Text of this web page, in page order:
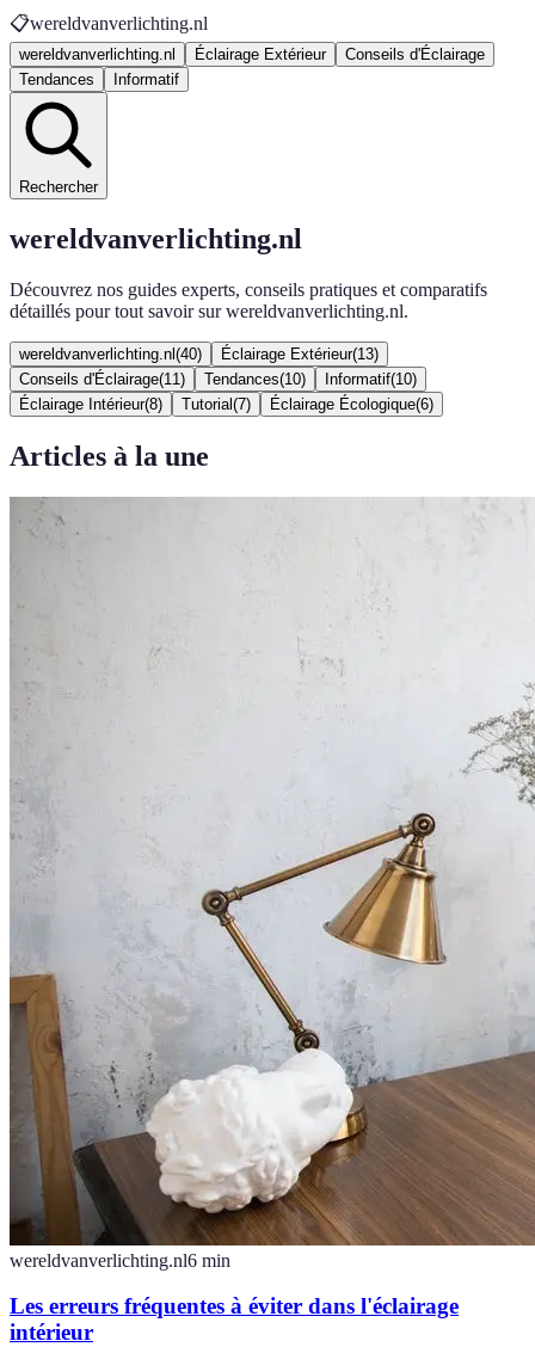
📋wereldvanverlichting.nl
wereldvanverlichting.nl Éclairage Extérieur
Conseils d'Éclairage
Tendances
Informatif
Rechercher
wereldvanverlichting.nl
Découvrez nos guides experts, conseils pratiques et comparatifs
détaillés pour tout savoir sur wereldvanverlichting.nl.
wereldvanverlichting.nl (40) Éclairage Extérieur(13)
Conseils d'Éclairage(11 ) Tendances(10) Informatif(10)
Éclairage Intérieur(8) Tutorial (7) Éclairage Écologique(6)
Articles à la une
wereldvanverlichting.nl6 min
Les erreurs fréquentes à éviter dans l'éclairage
intérieur